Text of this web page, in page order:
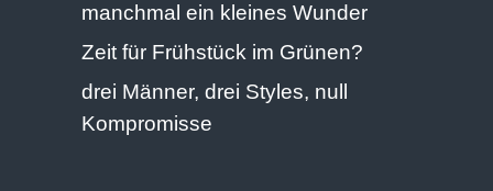
manchmal ein kleines Wunder
Zeit für Frühstück im Grünen?
drei Männer, drei Styles, null
Kompromisse